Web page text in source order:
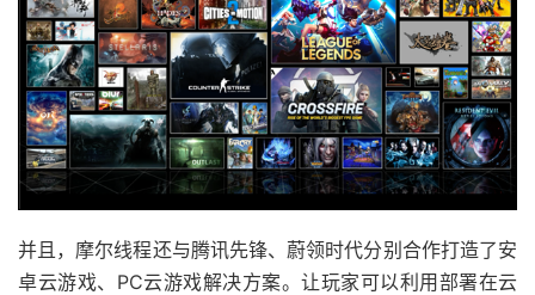
并且，摩尔线程还与腾讯先锋、蔚领时代分别合作打造了安
卓云游戏、PC云游戏解决方案。让玩家可以利用部署在云